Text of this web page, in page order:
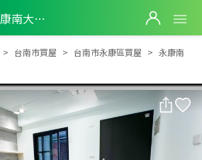
永康南大附中靚2房+平面車位
永康南大附中靚2房+平面車位
台南市買屋 台南市永康區買屋
永康南